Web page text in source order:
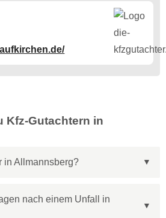
Kfz-Gutachtern in
in Allmannsberg?
nach einem Unfall in